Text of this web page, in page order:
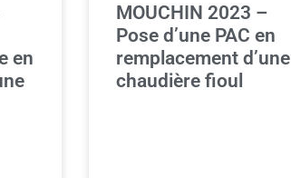
en
MOUCHIN 2023 –
Pose d’une PAC en
remplacement d’une
chaudière fioul